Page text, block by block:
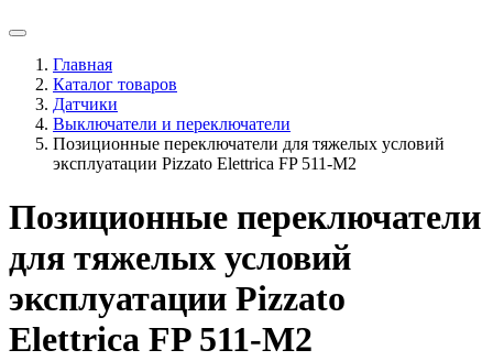
Главная
Каталог товаров
Датчики
Выключатели и переключатели
Позиционные переключатели для тяжелых условий
эксплуатации Pizzato Elettrica FP 511-M2
Позиционные переключатели
для тяжелых условий
эксплуатации Pizzato
Elettrica FP 511-M2